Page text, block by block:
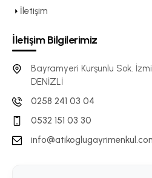
İletişim
İletişim Bilgilerimiz
Bayramyeri Kurşunlu Sok.
DENİZLİ
0258 241 03 04
0532 151 03 30